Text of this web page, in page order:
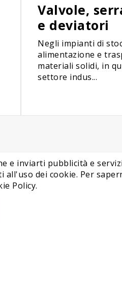
Valvole,
e deviatori
Negli impianti di
alimentazione e
materiali solidi, in
settore indus...
e inviarti pubblicità e
dei cookie. Per
Policy.